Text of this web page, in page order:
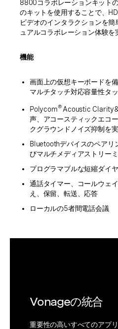
8800コラボレーションキット
のキットを使用することで、
ビデオのインタラクションを
ュアルコラボレーション体験を
機能
画面上の仮想キーボードを
マルチタッチ対応容量性タ
Polycom® Acoustic
声、アコースティックエコ
クグラウンドノイズ抑制を
Bluetoothデバイスのペアリ
びマルチメディアストリー
プログラマブルな短縮ダイ
通話タイマー、コールウェ
え、保留、転送、応答
ローカルの5者間電話会議
Vonageの統合
重要性の高いすべてのアプ